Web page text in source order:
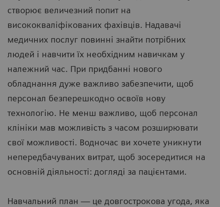
створює величезний попит на
висококваліфікованих фахівців. Надавачі
медичних послуг повинні знайти потрібних
людей і навчити їх необхідним навичкам у
належний час. При придбанні нового
обладнання дуже важливо забезпечити, щоб
персонал безперешкодно освоїв нову
технологію. Не менш важливо, щоб персонал
клініки мав можливість з часом розширювати
свої можливості. Водночас ви хочете уникнути
непередбачуваних витрат, щоб зосередитися на
основній діяльності: догляді за пацієнтами.
Навчальний план — це довгострокова угода, яка